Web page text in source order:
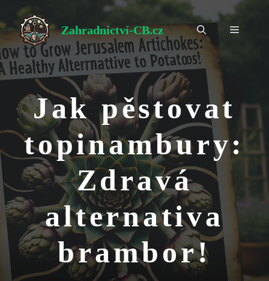
Přeskočit
na
obsah
Zahradnictví-CB.cz Menu
Jak pěstovat
topinambury:
Zdravá
alternativa
brambor!